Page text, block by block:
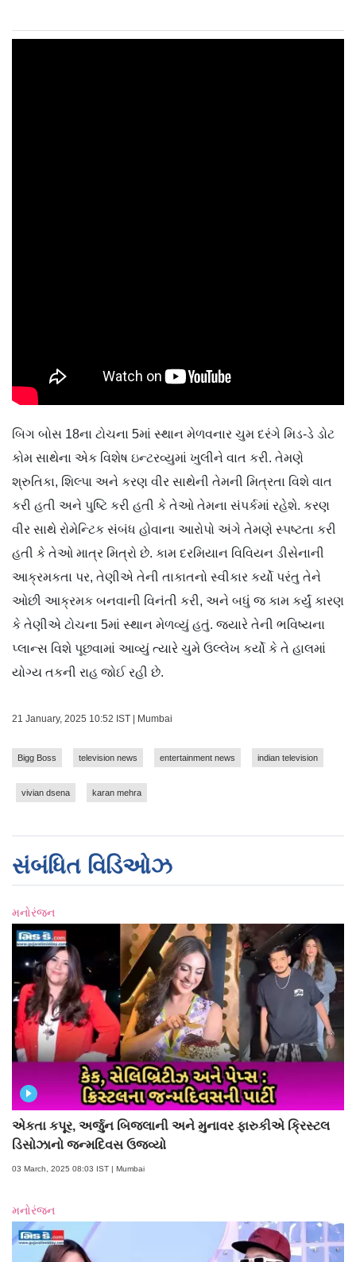
બિગ બોસ 18ના ટોચના 5માં સ્થાન મેળવનાર ચુમ દરંગે મિડ-ડે ડોટ
કોમ સાથેના એક વિશેષ ઇન્ટરવ્યુમાં ખુલીને વાત કરી. તેમણે
શ્રુતિકા, શિલ્પા અને કરણ વીર સાથેની તેમની મિત્રતા વિશે વાત
કરી હતી અને પુષ્ટિ કરી હતી કે તેઓ તેમના સંપર્કમાં રહેશે. કરણ
વીર સાથે રોમેન્ટિક સંબંધ હોવાના આરોપો અંગે તેમણે સ્પષ્ટતા કરી
હતી કે તેઓ માત્ર મિત્રો છે. કામ દરમિયાન વિવિયન ડીસેનાની
આક્રમકતા પર, તેણીએ તેની તાકાતનો સ્વીકાર કર્યો પરંતુ તેને
ઓછી આક્રમક બનવાની વિનંતી કરી, અને બધું જ કામ કર્યું કારણ
કે તેણીએ ટોચના 5માં સ્થાન મેળવ્યું હતું. જ્યારે તેની ભવિષ્યના
પ્લાન્સ વિશે પૂછવામાં આવ્યું ત્યારે ચુમે ઉલ્લેખ કર્યો કે તે હાલમાં
યોગ્ય તકની રાહ જોઈ રહી છે.
21 January, 2025 10:52 IST | Mumbai
Bigg Boss television news entertainment news indian television
vivian dsena karan mehra
સંબંધિત વિડિઓઝ
મનોરંજન
એકતા કપૂર, અર્જુન બિજલાની અને મુનાવર ફારુકીએ ક્રિસ્ટલ
ડિસોઝાનો જન્મદિવસ ઉજવ્યો
03 March, 2025 08:03 IST | Mumbai
મનોરંજન